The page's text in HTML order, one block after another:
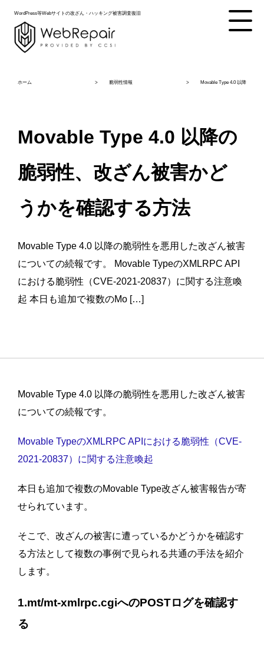
WordPress等Webサイトの改ざん・ハッキング被害調査復旧
ホーム 脆弱性情報 Movable Type 4.0 以降の脆
Movable Type 4.0 以降の
脆弱性、改ざん被害かど
うかを確認する方法
Movable Type 4.0 以降の脆弱性を悪用した改ざん被害
についての続報です。 Movable TypeのXMLRPC API
における脆弱性（CVE-2021-20837）に関する注意喚
起 本日も追加で複数のMo […]
Movable Type 4.0 以降の脆弱性を悪用した改ざん被害
についての続報です。
Movable TypeのXMLRPC APIにおける脆弱性（CVE-
2021-20837）に関する注意喚起
本日も追加で複数のMovable Type改ざん被害報告が寄
せられています。
そこで、改ざんの被害に遭っているかどうかを確認す
る方法として複数の事例で見られる共通の手法を紹介
します。
1.mt/mt-xmlrpc.cgiへのPOSTログを確認す
る